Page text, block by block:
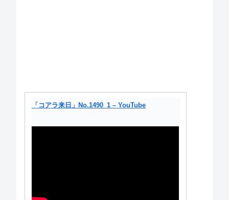
「コアラ来日」No.1490_1 – YouTube